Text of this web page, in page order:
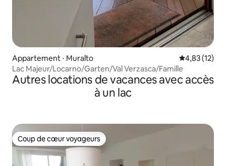
Appartement ⋅ Muralto Évaluation
4,83 (12)
Lac Majeur/Locarno/Garten/Val Verzasca/Famille
Autres locations de vacances avec accès
à un lac
Coup de cœur voyageurs
Coup de cœur voyageurs